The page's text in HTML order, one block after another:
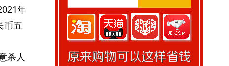
年
币五
杀人